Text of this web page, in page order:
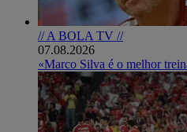
// A BOLA TV //
07.08.2026
«Marco Silva é o melhor